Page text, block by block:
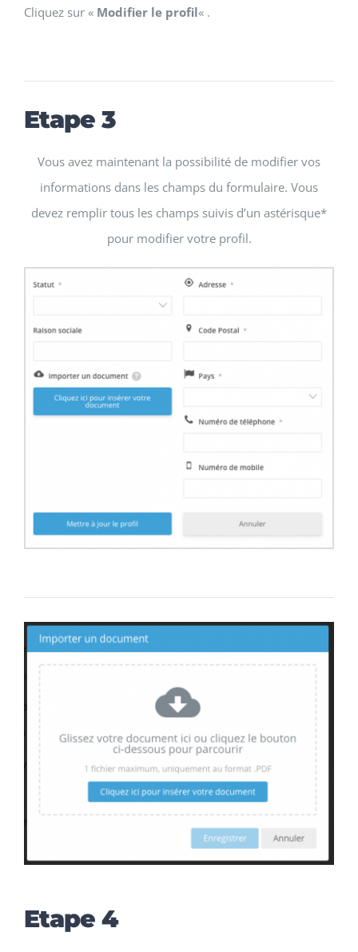
Cliquez sur « Modifier le profil« .
Etape 3
Vous avez maintenant la possibilité de modifier vos
informations dans les champs du formulaire. Vous
devez remplir tous les champs suivis d’un astérisque*
pour modifier votre profil.
Etape 4